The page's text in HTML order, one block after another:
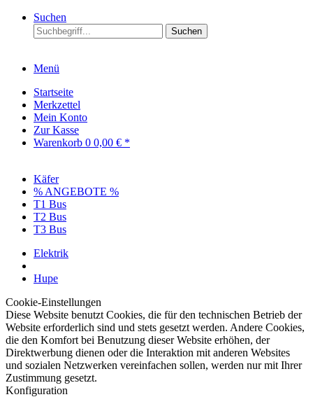
Suchen
Suchen
Menü
Startseite
Merkzettel
Mein Konto
Zur Kasse
Warenkorb 0 0,00 € *
Käfer
% ANGEBOTE %
T1 Bus
T2 Bus
T3 Bus
Elektrik
Hupe
Cookie-Einstellungen
Diese Website benutzt Cookies, die für den technischen Betrieb der
Website erforderlich sind und stets gesetzt werden. Andere Cookies,
die den Komfort bei Benutzung dieser Website erhöhen, der
Direktwerbung dienen oder die Interaktion mit anderen Websites
und sozialen Netzwerken vereinfachen sollen, werden nur mit Ihrer
Zustimmung gesetzt.
Konfiguration